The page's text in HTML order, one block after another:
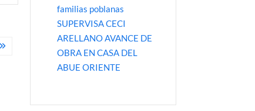
familias poblanas
SUPERVISA CECI
ARELLANO AVANCE DE
OBRA EN CASA DEL
ABUE ORIENTE